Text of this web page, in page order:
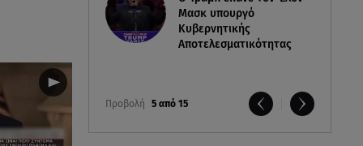
Μασκ υπουργό
Κυβερνητικής
Αποτελεσματικότητας
Προβολή 5 από 15